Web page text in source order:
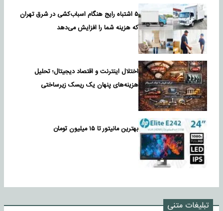
۵ اشتباه رایج هنگام اسباب‌کشی در شرق تهران
که هزینه شما را افزایش می‌دهد
اختلال اینترنت و اقتصاد دیجیتال؛ تحلیل
هزینه‌های پنهان یک ریسک زیرساختی
بهترین مانیتور تا ۱۵ میلیون تومان
تبلیغات متنی